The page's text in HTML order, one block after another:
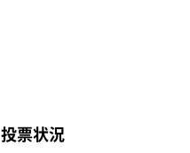
投票状況